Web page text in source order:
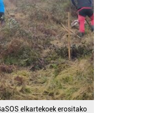
elkartekoek erositako